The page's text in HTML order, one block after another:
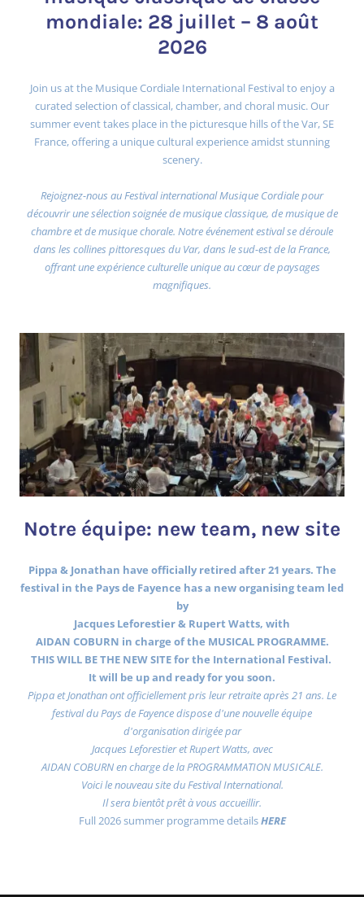
mondiale: 28 juillet – 8 août
2026
Join us at the Musique Cordiale International Festival to enjoy a
curated selection of classical, chamber, and choral music. Our
summer event takes place in the picturesque hills of the Var, SE
France, offering a unique cultural experience amidst stunning
scenery.
Rejoignez-nous au Festival international Musique Cordiale pour
découvrir une sélection soignée de musique classique, de musique de
chambre et de musique chorale. Notre événement estival se déroule
dans les collines pittoresques du Var, dans le sud-est de la France,
offrant une expérience culturelle unique au cœur de paysages
magnifiques.
Notre équipe: new team, new site
Pippa & Jonathan have officially retired after 21 years. The
festival in the Pays de Fayence has a new organising team led
by
Jacques Leforestier & Rupert Watts, with
AIDAN COBURN in charge of the MUSICAL PROGRAMME.
THIS WILL BE THE NEW SITE for the International Festival.
It will be up and ready for you soon.
Pippa et Jonathan ont officiellement pris leur retraite après 21 ans. Le
festival du Pays de Fayence dispose d'une nouvelle équipe
d'organisation dirigée par
Jacques Leforestier et Rupert Watts, avec
AIDAN COBURN en charge de la PROGRAMMATION MUSICALE.
Voici le nouveau site du Festival International.
Il sera bientôt prêt à vous accueillir.
Full 2026 summer programme detailsHERE